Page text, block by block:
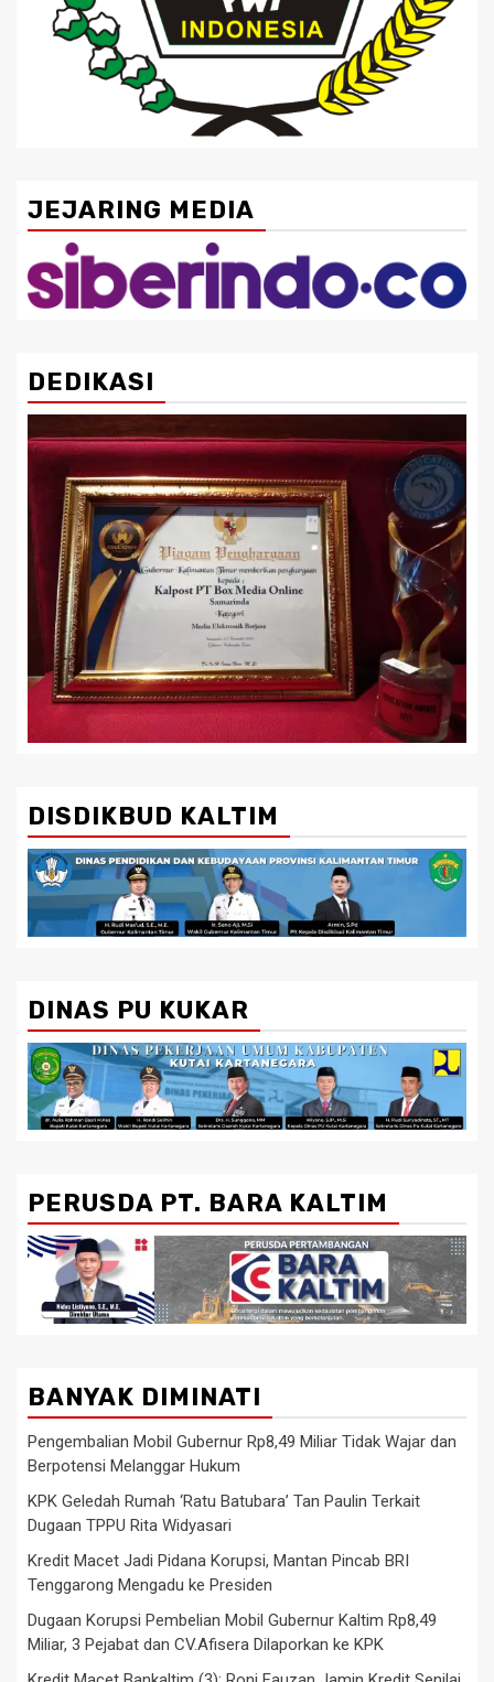
JEJARING MEDIA
DEDIKASI
DISDIKBUD KALTIM
DINAS PU KUKAR
PERUSDA PT. BARA KALTIM
BANYAK DIMINATI
Pengembalian Mobil Gubernur Rp8,49 Miliar Tidak Wajar dan
Berpotensi Melanggar Hukum
KPK Geledah Rumah ‘Ratu Batubara’ Tan Paulin Terkait
Dugaan TPPU Rita Widyasari
Kredit Macet Jadi Pidana Korupsi, Mantan Pincab BRI
Tenggarong Mengadu ke Presiden
Dugaan Korupsi Pembelian Mobil Gubernur Kaltim Rp8,49
Miliar, 3 Pejabat dan CV.Afisera Dilaporkan ke KPK